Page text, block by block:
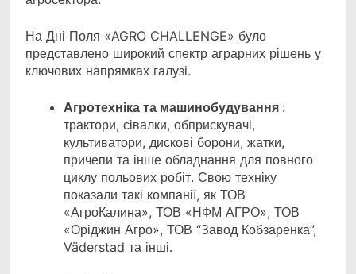
На Дні Поля «AGRO CHALLENGE» було
представлено широкий спектр аграрних рішень у
ключових напрямках галузі.
Агротехніка та машинобудування :
трактори, сівалки, обприскувачі,
культиватори, дискові борони, жатки,
причепи та інше обладнання для повного
циклу польових робіт. Свою техніку
показали такі компанії, як ТОВ
«АгроКалина», ТОВ «НФМ АГРО», ТОВ
«Оріджин Агро», ТОВ “Завод Кобзаренка”,
Väderstad та інші.